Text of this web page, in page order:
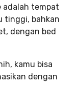
adalah tempat
tinggi, bahkan
dengan bed
kamu bisa
dengan